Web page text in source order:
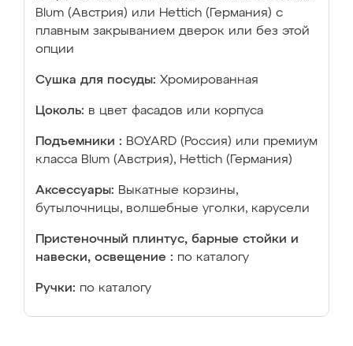
Blum (Австрия) или Hettich (Германия) с
плавным закрыванием дверок или без этой
опции
Сушка для посуды: Хромированная
Цоколь: в цвет фасадов или корпуса
Подъемники : BOYARD (Россия) или премиум
класса Blum (Австрия), Hettich (Германия)
Аксессуары: Выкатные корзины,
бутылочницы, волшебные уголки, карусели
Пристеночный плинтус, барные стойки и
навески, освещение : по каталогу
Ручки: по каталогу